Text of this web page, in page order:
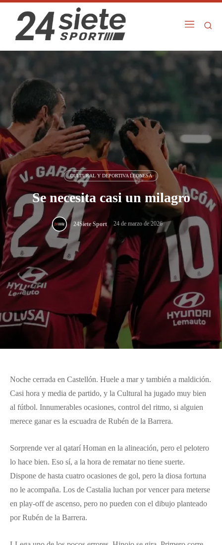
CULTURAL Y DEPORTIVA LEONESA
Se necesita casi un milagro
24Siete Sport 24 de marzo de 2026
Noche cerrada en Castellón. Huele a mar y también a maldición.
Casi hora y media de partido, y la Cultural ha jugado muy bien
al fútbol. Innumerables ocasiones, control del ritmo, si alguien
merece ganar es la escuadra de Rubén de la Barrera.
Sorprende ver al qatarí Homan en la alineación, pero el pelotero
lo hace bien. Eso sí, a la hora de rematar no tiene suerte.
Dispone de hasta cuatro ocasiones de gol, pero la diosa fortuna
no le acompaña. Los de Castalia luchan por vencer para meterse
en play-off de ascenso, pero no pueden con el dibujo planteado
por Rubén de la Barrera.